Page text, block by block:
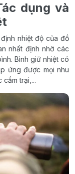
dụng và
nhiệt độ của đồ
nhất định nhờ các
Bình giữ nhiệt có
ứng được mọi nhu
trại,...